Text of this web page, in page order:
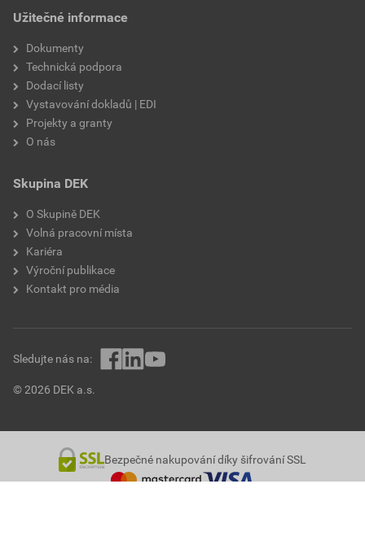
Užitečné informace
Dokumenty
Technická podpora
Dodací listy
Vystavování dokladů | EDI
Projekty a granty
O nás
Skupina DEK
O Skupině DEK
Volná pracovní místa
Kariéra
Výroční publikace
Kontakt pro média
© 2026 DEK a.s.
Sledujte nás na:
Bezpečné nakupování díky šifrování SSL